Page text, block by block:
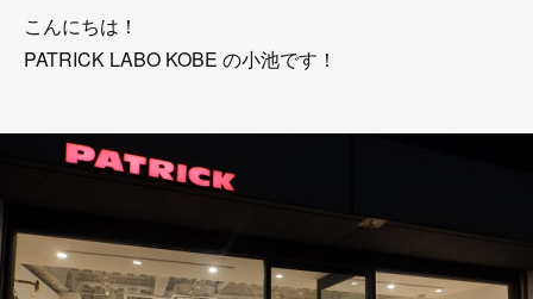
こんにちは！
PATRICK LABO KOBE の小池です！